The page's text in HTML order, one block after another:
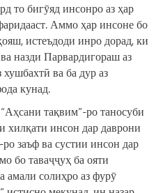
то бигӯяд инсонро аз ҳар
Аммо ҳар инсоне бо
истеъдоди инро дорад, ки
назди Парвардигораш аз
ва ба дур аз
кунад.
тақвим”-ро таносуби
хилқати инсон дар даврони
заъф ва сустии инсон дар
бо таваҷҷуҳ ба ояти
солиҳро аз фурӯ